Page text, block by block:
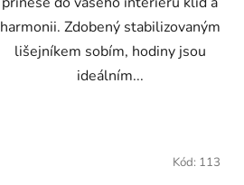
harmonii. Zdobený stabilizovaným
lišejníkem sobím, hodiny jsou
ideálním...
Kód: 113